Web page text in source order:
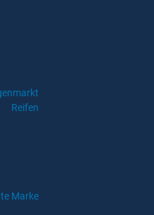
Reifen
Marke